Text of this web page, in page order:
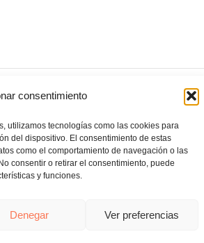
consentimiento
utilizamos tecnologías como las cookies para
del dispositivo. El consentimiento de estas
como el comportamiento de navegación o las
consentir o retirar el consentimiento, puede
y funciones.
Denegar Ver preferencias
devi
DMC?
esclusivamente in Spagna e